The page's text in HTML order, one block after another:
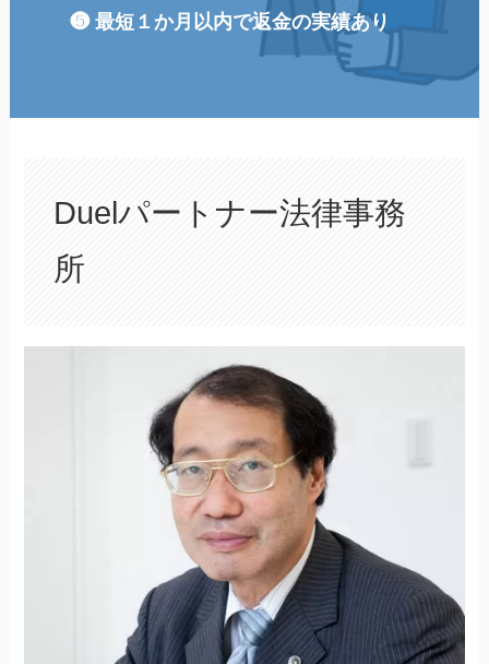
❺ 最短１か月以内で返金の実績あり
Duelパートナー法律事務
所